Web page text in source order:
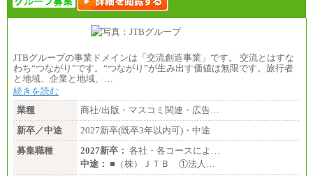
●基幹職（地域限定社員）
・大学・院卒／月給185,000 円～219,000 円 ※勤務地
〈東京・神奈川〉219,000 円
〈大阪・兵庫〉209,000 円
〈愛知〉194,500 円 〈福岡〉1
・専門・短大卒／月給185,000 円～210,000 円 ※勤務
地により異なる。
〈東京・神奈川〉210,000 円
〈大阪・兵庫〉200,000 円
〈愛知〉194,500 円 〈福
岡〉185,000円
JTBグループの事業ドメインは「交流創造事業」です。 交流とはすな
わち“つながり”です。“つながり”が生み出す価値は無限です。旅行者
と地域、企業と地域、…
続きを読む
業種
商社/出版・マスコミ関連・広告…
新卒／中途
2027新卒(既卒3年以内可)・中途
募集職種
2027新卒： 各社・各コースによ…
中途： ■（株）ＪＴＢ ①法人…